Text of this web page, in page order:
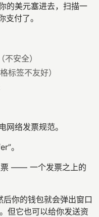
的美元塞进去，扫描一
付了。
安全）
标签不友好）
网络发票规范。
。
票 —— 一个发票之上的
你的钱包就会弹出窗口
但它也可以给你发送资